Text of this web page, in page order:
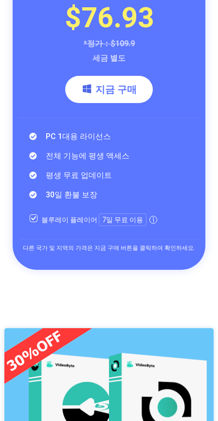
$76.93
*정가：$109.9
세금 별도
지금 구매
PC 1대용 라이선스
전체 기능에 평생 액세스
평생 무료 업데이트
30일 환불 보장
블루레이 플레이어 7일 무료 이용
다른 국가 및 지역의 가격은 지금 구매 버튼을 클릭하여 확인하세요.